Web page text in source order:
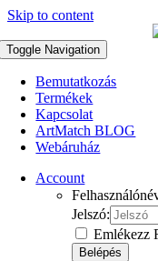
Skip to content
Toggle Navigation
Bemutatkozás
Termékek
Kapcsolat
ArtMatch BLOG
Webáruház
Account
Jelszó:
Emlékezz